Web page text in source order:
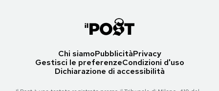
Chi siamoPubblicitàPrivacy
Gestisci le preferenzeCondizioni d'uso
Dichiarazione di accessibilità